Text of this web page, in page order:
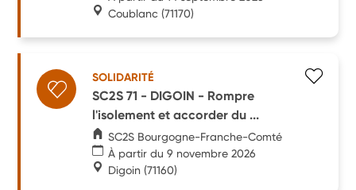
Coublanc (71170)
SOLIDARITÉ
SC2S 71 - DIGOIN - Rompre
l'isolement et accorder du ...
SC2S Bourgogne-Franche-Comté
À partir du 9 novembre 2026
Digoin (71160)